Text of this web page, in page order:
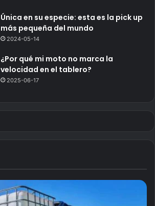
Única en su especie: esta es la pick up
más pequeña del mundo
2024-05-14
¿Por qué mi moto no marca la
velocidad en el tablero?
2025-06-17